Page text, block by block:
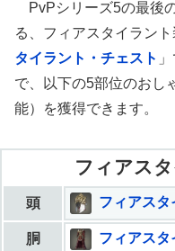
PvPシリーズ5の最後
る、フィアスタイラン
タイラント・チェスト
で、以下の5部位のおし
能）を獲得できます。
フィアス
頭 フィアスタ
胴 フィアスタ